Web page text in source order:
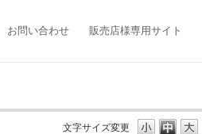
お問い合わせ 販売店様専用サイト
文字サイズ変更